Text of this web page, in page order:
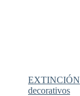
EXTINCIÓN
decorativos